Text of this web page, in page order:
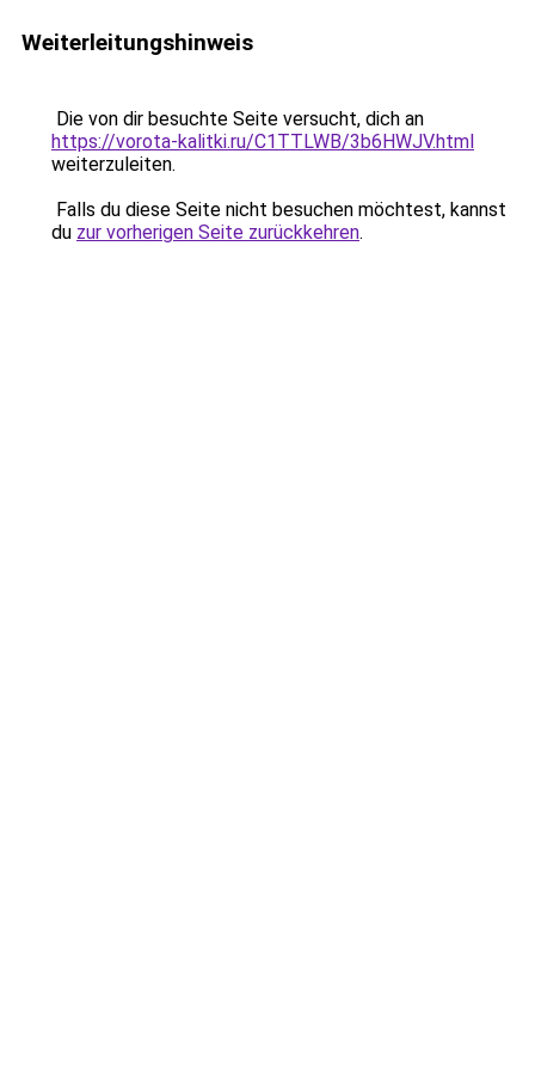
Weiterleitungshinweis
Die von dir besuchte Seite versucht, dich an
https://vorota-kalitki.ru/C1TTLWB/3b6HWJV.html
weiterzuleiten.
Falls du diese Seite nicht besuchen möchtest, kannst
du zur vorherigen Seite zurückkehren.